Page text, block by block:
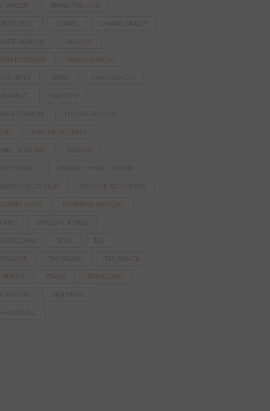
MAKEUP BRAND FASHION
STYLE CHANEL CHANEL BEAUTY
FASHION FASHION
DESIGNER FASHION SHOW
WEEK FENDI GAYA FASHION
RAMBUT HAIRSTYLE
FASHION LUXURY FASHION
MAKEUP SELEBRITI
SKINCARE PARFUM
CHANEL PARFUM CHANEL TERBAIK
KECANTIKAN PRODUK KECANTIKAN
LOOK RUTINITAS SKINCARE
SKINCARE KOREA
LOKAL STYLE TAS
TAS MEWAH TAS WANITA
BURCH TRAVEL TRAVELLING
FASHION VALENTINO
GLOWING